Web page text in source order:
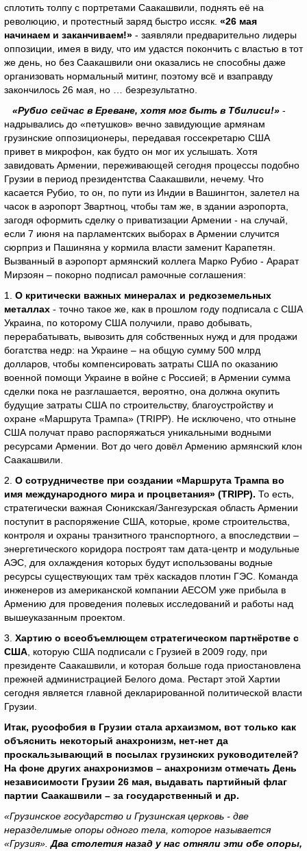
сплотить толпу с портретами Саакашвили, поднять её на
революцию, и протестный заряд быстро иссяк. «26 мая
начинаем и заканчиваем!» - заявляли предварительно лидеры
оппозиции, имея в виду, что им удастся покончить с властью в тот
же день, но без Саакашвили они оказались не способны даже
организовать нормальный митинг, поэтому всё и взаправду
закончилось 26 мая, но … безрезультатно.
«Рубио сейчас в Ереване, хотя мог быть в Тбилиси!» -
надрывались до «петушков» вечно завидующие армянам
грузинские оппозиционеры, передавая госсекретарю США
привет в микрофон, как будто он мог их услышать. Хотя
завидовать Армении, переживающей сегодня процессы подобно
Грузии в период президентства Саакашвили, нечему. Что
касается Рубио, то он, по пути из Индии в Вашингтон, залетел на
часок в аэропорт Звартноц, чтобы там же, в здании аэропорта,
загодя оформить сделку о приватизации Армении - на случай,
если 7 июня на парламентских выборах в Армении случится
сюрприз и Пашиняна у кормила власти заменит Карапетян.
Вызванный в аэропорт армянский коллега Марко Рубио - Арарат
Мирзоян – покорно подписал рамочные соглашения:
1. О критически важных минералах и редкоземельных
металлах - точно такое же, как в прошлом году подписала с США
Украина, по которому США получили, право добывать,
перерабатывать, вывозить для собственных нужд и для продажи
богатства недр: на Украине – на общую сумму 500 млрд
долларов, чтобы компенсировать затраты США по оказанию
военной помощи Украине в войне с Россией; в Армении сумма
сделки пока не разглашается, вероятно, она должна окупить
будущие затраты США по строительству, благоустройству и
охране «Маршрута Трампа» (TRIPP). Не исключено, что отныне
США получат право распоряжаться уникальными водными
ресурсами Армении. Вот до чего довёл Армению армянский клон
Саакашвили.
2. О сотрудничестве при создании «Маршрута Трампа во
имя международного мира и процветания» (TRIPP). То есть,
стратегически важная Сюникская/Зангезурская область Армении
поступит в распоряжение США, которые, кроме строительства,
контроля и охраны транзитного транспортного, а впоследствии –
энергетического коридора построят там дата-центр и модульные
АЭС, для охлаждения которых будут использованы водные
ресурсы существующих там трёх каскадов плотин ГЭС. Команда
инженеров из американской компании AECOM уже прибыла в
Армению для проведения полевых исследований и работы над
вышеуказанным проектом.
3. Хартию о всеобъемлющем стратегическом партнёрстве с
США , которую США подписали с Грузией в 2009 году, при
президенте Саакашвили, и которая больше года приостановлена
прежней администрацией Белого дома. Рестарт этой Хартии
сегодня является главной декларированной политической власти
Грузии.
Итак, русофобия в Грузии стала архаизмом, вот только как
объяснить некоторый анахронизм, нет-нет да
проскальзывающий в посылах грузинских руководителей?
На фоне других анахронизмов – анахронизм отмечать День
независимости Грузии 26 мая, выдавать партийный флаг
партии Саакашвили – за государственный и др.
«Грузинское государство и Грузинская церковь - две
неразделимые опоры одного тела, которое называется
«Грузия».Два столетия назад у нас отняли эти обе опоры,